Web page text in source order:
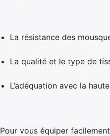
La résistance des
La qualité et le type de
L’adéquation avec la
Pour vous équiper